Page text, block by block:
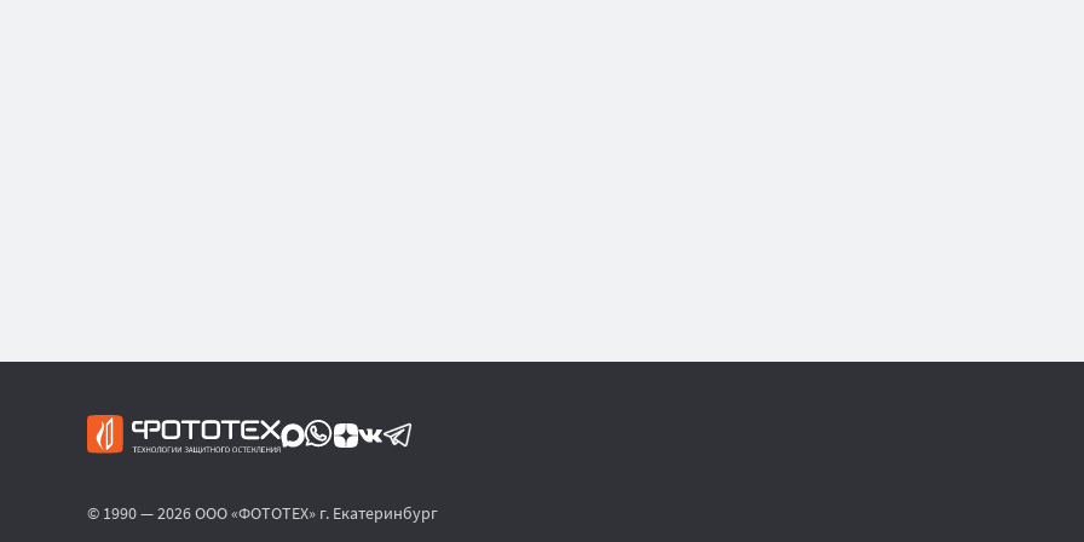
© 1990 — 2026 ООО «ФОТОТЕХ» г. Екатеринбург